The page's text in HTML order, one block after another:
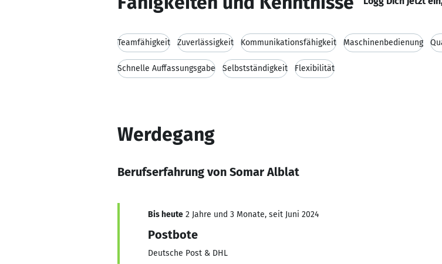
Teamfähigkeit Zuverlässigkeit Kommunikationsfähigkeit Maschinenbedienung
Schnelle Auffassungsgabe Selbstständigkeit Flexibilität
Werdegang
Berufserfahrung von Somar Alblat
Bis heute 2 Jahre und 3 Monate, seit Juni 2024
Postbote
Deutsche Post & DHL